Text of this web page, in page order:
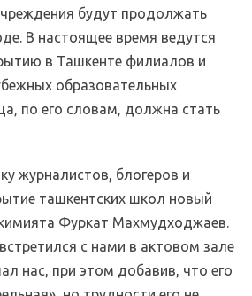
будут продолжать
В настоящее время ведутся
в Ташкенте филиалов и
образовательных
по его словам, должна стать
журналистов, блогеров и
ташкентских школ новый
Фуркат Махмудходжаев.
с нами в актовом зале
нас, при этом добавив, что его